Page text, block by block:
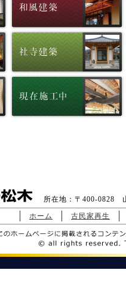
所在地：〒400-0828
ホーム
古民家再生